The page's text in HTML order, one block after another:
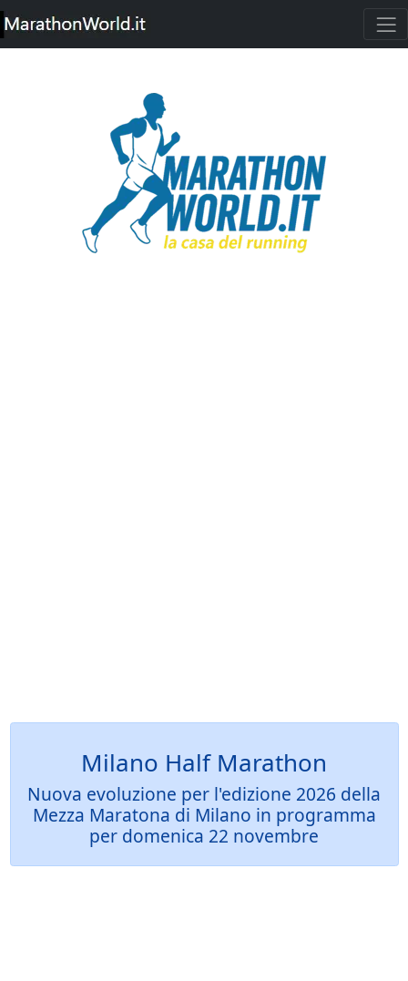
Milano Half Marathon
Nuova evoluzione per l'edizione 2026 della
Mezza Maratona di Milano in programma
per domenica 22 novembre